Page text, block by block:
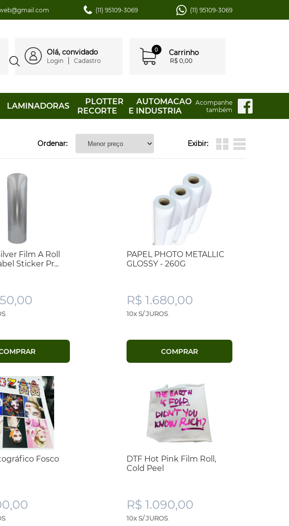
(11) 95109-3069 (11) 95109-3069
Olá, convidado
Login Cadastro
0 Carrinho
R$ 0,00
LAMINADORAS
PLOTTER
RECORTE
AUTOMACAO
E INDUSTRIA
Acompanhe
também
Ordenar: Exibir:
Film A Roll
Sticker Pr...
PAPEL PHOTO METALLIC
GLOSSY - 260G
R$ 1.680,00
10x S/ JUROS.
COMPRAR
Fosco
DTF Hot Pink Film Roll,
Cold Peel
R$ 1.090,00
10x S/ JUROS.